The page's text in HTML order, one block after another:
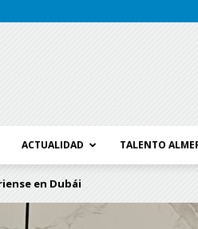
ACTUALIDAD TALENTO
en Dubái